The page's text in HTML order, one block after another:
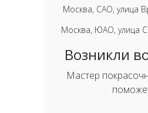
Москва, САО, улица
Москва, ЮАО, улица
Возникли
Мастер